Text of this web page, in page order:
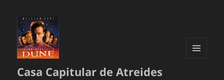
Casa Capitular de Atreides